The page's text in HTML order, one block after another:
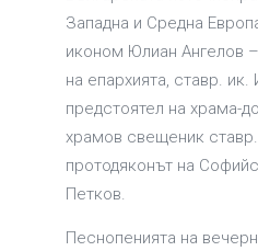
Западна и Средна
иконом Юлиан Ангелов
на епархията, ставр.
предстоятел на храма-
храмов свещеник
протодяконът на
Петков.
Песнопенията на